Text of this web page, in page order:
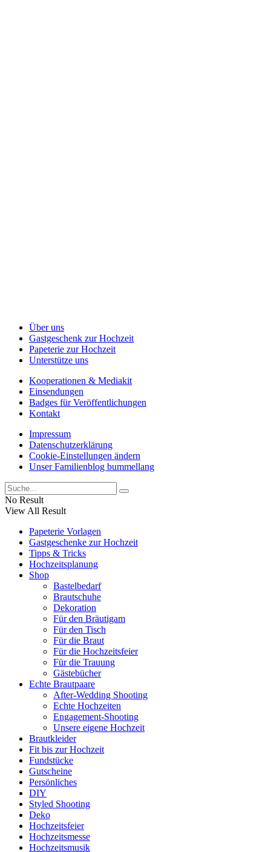
Über uns
Gastgeschenk zur Hochzeit
Papeterie zur Hochzeit
Unterstütze uns
Kooperationen & Mediakit
Einsendungen
Badges für Veröffentlichungen
Kontakt
Impressum
Datenschutzerklärung
Cookie-Einstellungen ändern
Unser Familienblog bummellang
No Result
View All Result
Papeterie Vorlagen
Gastgeschenke zur Hochzeit
Tipps & Tricks
Hochzeitsplanung
Shop
Bastelbedarf
Brautschuhe
Dekoration
Für den Bräutigam
Für den Tisch
Für die Braut
Für die Hochzeitsfeier
Für die Trauung
Gästebücher
Echte Brautpaare
After-Wedding Shooting
Echte Hochzeiten
Engagement-Shooting
Unsere eigene Hochzeit
Brautkleider
Fit bis zur Hochzeit
Fundstücke
Gutscheine
Persönliches
DIY
Styled Shooting
Deko
Hochzeitsfeier
Hochzeitsmesse
Hochzeitsmusik